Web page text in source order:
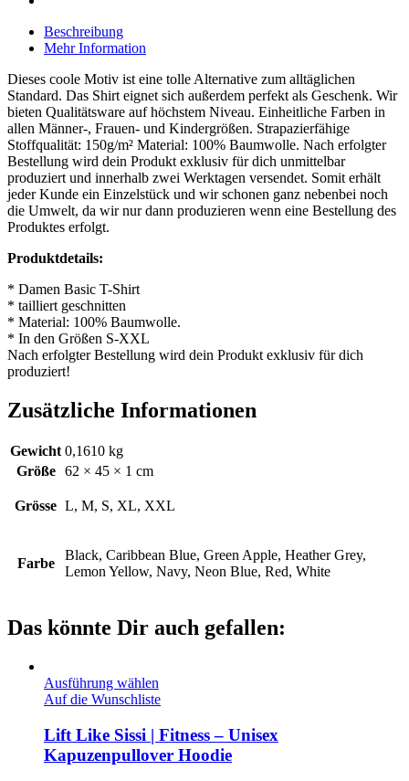
Beschreibung
Mehr Information
Dieses coole Motiv ist eine tolle Alternative zum alltäglichen
Standard. Das Shirt eignet sich außerdem perfekt als Geschenk. Wir
bieten Qualitätsware auf höchstem Niveau. Einheitliche Farben in
allen Männer-, Frauen- und Kindergrößen. Strapazierfähige
Stoffqualität: 150g/m² Material: 100% Baumwolle. Nach erfolgter
Bestellung wird dein Produkt exklusiv für dich unmittelbar
produziert und innerhalb zwei Werktagen versendet. Somit erhält
jeder Kunde ein Einzelstück und wir schonen ganz nebenbei noch
die Umwelt, da wir nur dann produzieren wenn eine Bestellung des
Produktes erfolgt.
Produktdetails:
* Damen Basic T-Shirt
* tailliert geschnitten
* Material: 100% Baumwolle.
* In den Größen S-XXL
Nach erfolgter Bestellung wird dein Produkt exklusiv für dich
produziert!
Zusätzliche Informationen
Gewicht 0,1610 kg
Größe
62 × 45 × 1 cm
Grösse L, M, S, XL, XXL
Farbe
Black, Caribbean Blue, Green Apple, Heather Grey,
Lemon Yellow, Navy, Neon Blue, Red, White
Das könnte Dir auch gefallen:
Ausführung wählen
Auf die Wunschliste
Lift Like Sissi | Fitness – Unisex
Kapuzenpullover Hoodie